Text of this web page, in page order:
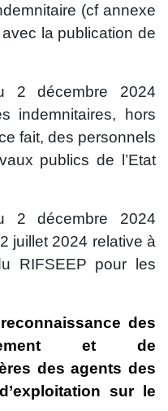
(cf annexe
la publication de
2 décembre 2024
indemnitaires, hors
fait, des personnels
publics de l’Etat
2 décembre 2024
juillet 2024 relative à
RIFSEEP pour les
des
et de
des agents des
sur le